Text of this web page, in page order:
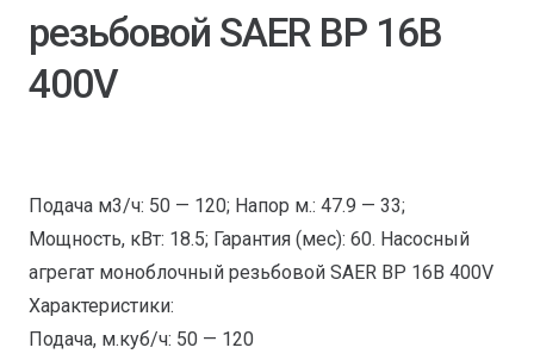
резьбовой SAER BP 16B
400V
Подача м3/ч: 50 — 120; Напор м.: 47.9 — 33;
Мощность, кВт: 18.5; Гарантия (мес): 60. Наcосный
агрегат моноблочный резьбовой SAER BP 16B 400V
Характеристики:
Подача, м.куб/ч: 50 — 120